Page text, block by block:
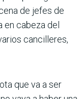
de jefes de
en cabeza del
cancilleres,
que va a ser